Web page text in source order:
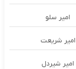
امیر سلو
امیر شریعت
امیر شیردل